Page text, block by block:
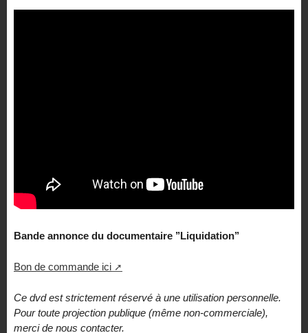
Bande annonce du documentaire ’’Liquidation’’
Bon de commande ici
Ce dvd est strictement réservé à une utilisation personnelle.
Pour toute projection publique (même non-commerciale),
merci de nous contacter.